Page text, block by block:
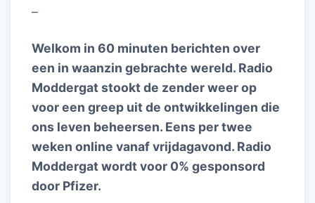
–
Welkom in 60 minuten berichten over
een in waanzin gebrachte wereld. Radio
Moddergat stookt de zender weer op
voor een greep uit de ontwikkelingen die
ons leven beheersen. Eens per twee
weken online vanaf vrijdagavond. Radio
Moddergat wordt voor 0% gesponsord
door Pfizer.